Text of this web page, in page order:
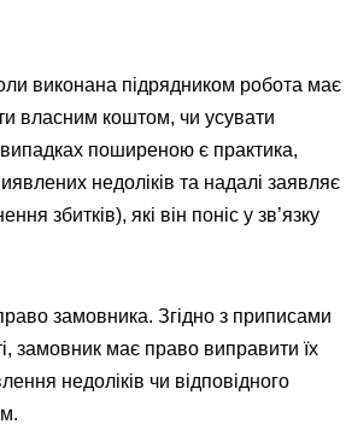
виконана підрядником робота має
власним коштом, чи усувати
випадках поширеною є практика,
недоліків та надалі заявляє
збитків), які він поніс у зв’язку
замовника. Згідно з приписами
замовник має право виправити їх
недоліків чи відповідного